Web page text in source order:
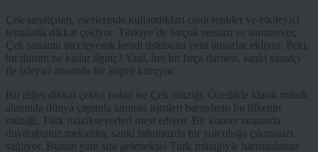
Çek sanatçıları, eserlerinde kullandıkları canlı renkler ve etkileyici
temalarla dikkat çekiyor. Türkiye’de birçok ressam ve sanatsever,
Çek sanatını inceleyerek kendi üslubuna yeni unsurlar ekliyor. Peki,
bu durum ne kadar ilginç? Yani, her bir fırça darbesi, sanki sanatçı
ile izleyici arasında bir köprü kuruyor.
Bir diğer dikkat çekici nokta ise Çek müziği. Özellikle klasik müzik
alanında dünya çapında tanınan isimleri barındıran bu ülkenin
müziği, Türk müzikseverleri mest ediyor. Bir konser sırasında
duyduğunuz melodiler, sanki ruhunuzda bir yolculuğa çıkmanızı
sağlıyor. Bunun yanı sıra geleneksel Türk müziğiyle harmanlanan